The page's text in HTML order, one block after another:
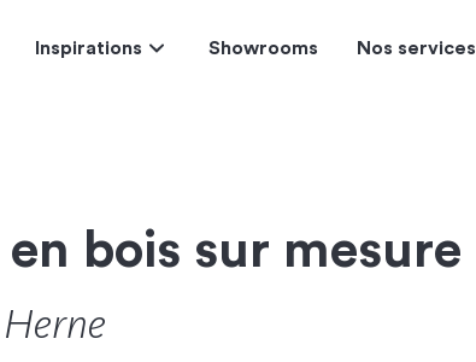
Inspirations Showrooms Nos services
bois sur mesure